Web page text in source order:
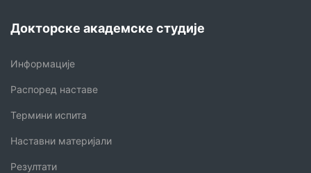
Докторске академске студије
Информације
Распоред наставе
Термини испита
Наставни материјали
Резултати